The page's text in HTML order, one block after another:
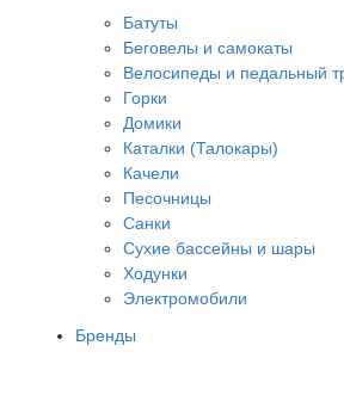
Батуты
Беговелы и самокаты
Велосипеды и педальный
Горки
Домики
Каталки (Талокары)
Качели
Песочницы
Санки
Сухие бассейны и шары
Ходунки
Электромобили
Бренды